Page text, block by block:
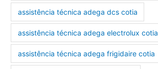
assistência técnica adega dcs cotia
assistência técnica adega electrolux cotia
assistência técnica adega frigidaire cotia